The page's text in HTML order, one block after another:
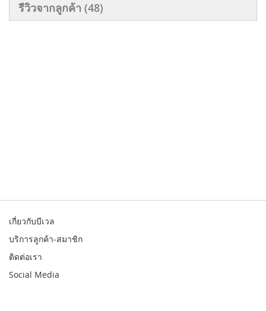
รีวิวจากลูกค้า 48
เกี่ยวกับบีเวล
บริการลูกค้า-สมาชิก
ติดต่อเรา
Social Media